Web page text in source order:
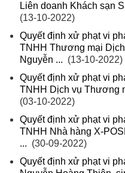
Liên doanh Khách sạn
(13-10-2022)
Quyết định xử phạt vi
TNHH Thương mại
Nguyễn ... (13-10-2022)
Quyết định xử phạt vi
TNHH Dịch vụ Thương
(03-10-2022)
Quyết định xử phạt vi
TNHH Nhà hàng X-
... (30-09-2022)
Quyết định xử phạt vi